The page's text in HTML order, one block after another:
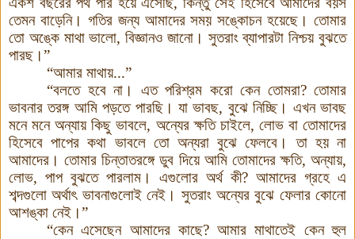
তেমন বাড়েনি। গতির জন্য আমাদের সময় সঙ্কোচন হয়েছে। তোমার
তো অঙ্কে মাথা ভালো, বিজ্ঞানও জানো। সুতরাং ব্যাপারটা নিশ্চয় বুঝতে
পারছ।”
“আমার মাথায়...”
“বলতে হবে না। এত পরিশ্রম করো কেন তোমরা? তোমার
ভাবনার তরঙ্গ আমি পড়তে পারছি। যা ভাবছ, বুঝে নিচ্ছি। এখন ভাবছ
মনে মনে অন্যায় কিছু ভাবলে, অন্যের ক্ষতি চাইলে, লোভ বা তোমাদের
হিসেবে পাপের কথা ভাবলে তো অন্যরা বুঝে ফেলবে। তা হয় না
আমাদের। তোমার চিন্তাতরঙ্গে ডুব দিয়ে আমি তোমাদের ক্ষতি, অন্যায়,
লোভ, পাপ বুঝতে পারলাম। এগুলোর অর্থ কী? আমাদের গ্রহে এ
শব্দগুলো অর্থাৎ ভাবনাগুলোই নেই। সুতরাং অন্যের বুঝে ফেলার কোনো
আশঙ্কা নেই।”
“কেন এসেছেন আমাদের কাছে? আমার মাথাতেই কেন হুল